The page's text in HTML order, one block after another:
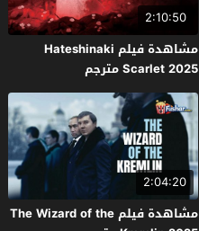
2:10:50
مشاهدة فيلم Hateshinaki
Scarlet 2025 مترجم
2:04:20
مشاهدة فيلم The Wizard of the